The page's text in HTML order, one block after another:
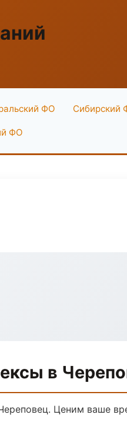
ФО Сибирский
ФО
в
Ценим ваше